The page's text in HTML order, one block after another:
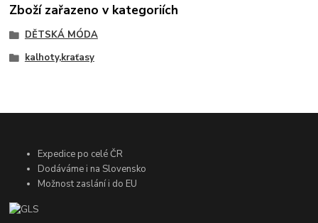
Zboží zařazeno v kategoriích
DĚTSKÁ MÓDA
kalhoty,kraťasy
Expedice po celé ČR
Dodáváme i na Slovensko
Možnost zaslání i do EU